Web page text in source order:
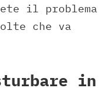
il problema
che va
in